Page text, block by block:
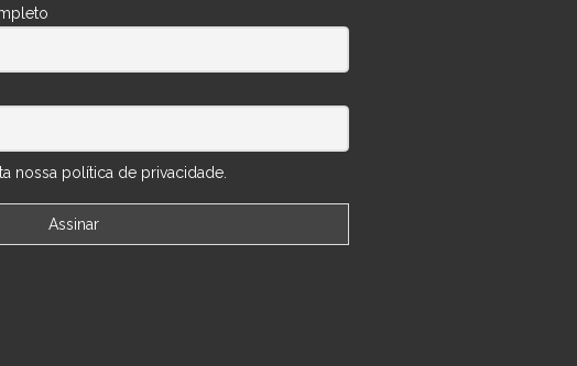
nossa política de privacidade.